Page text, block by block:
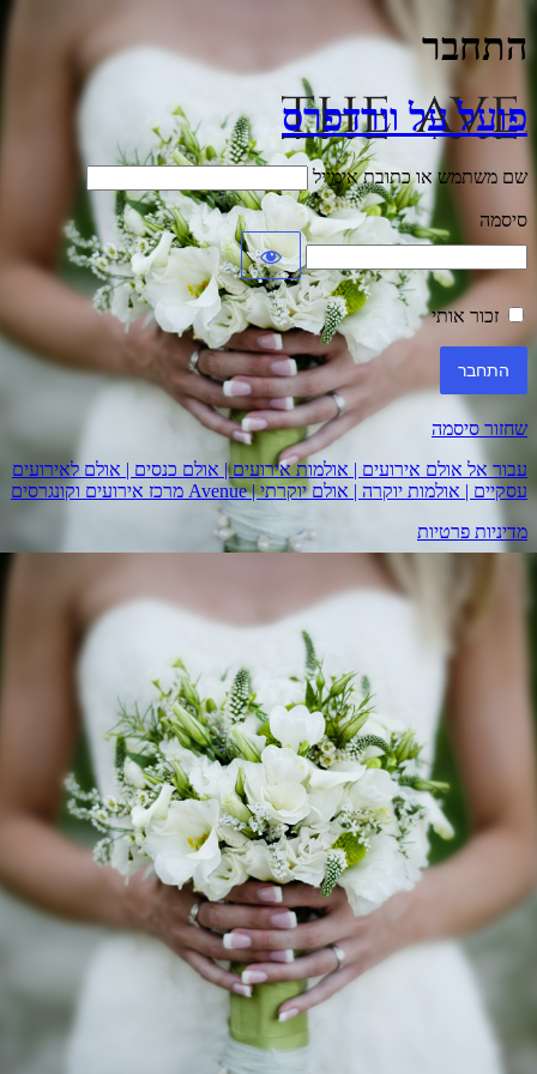
התחבר
פועל על וורדפרס
שם משתמש או כתובת אימייל
סיסמה
זכור אותי
שחזור סיסמה
עבור אל אולם אירועים | אולמות אירועים | אולם כנסים | אולם לאירועים
עסקיים | אולמות יוקרה | אולם יוקרתי | Avenue מרכז אירועים וקונגרסים
מדיניות פרטיות